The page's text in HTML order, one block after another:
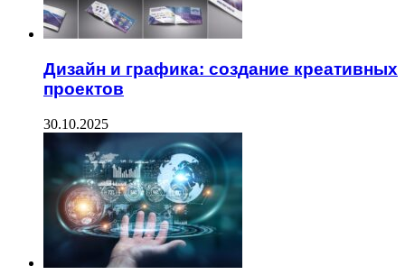
Дизайн и графика: создание креативных
проектов
30.10.2025